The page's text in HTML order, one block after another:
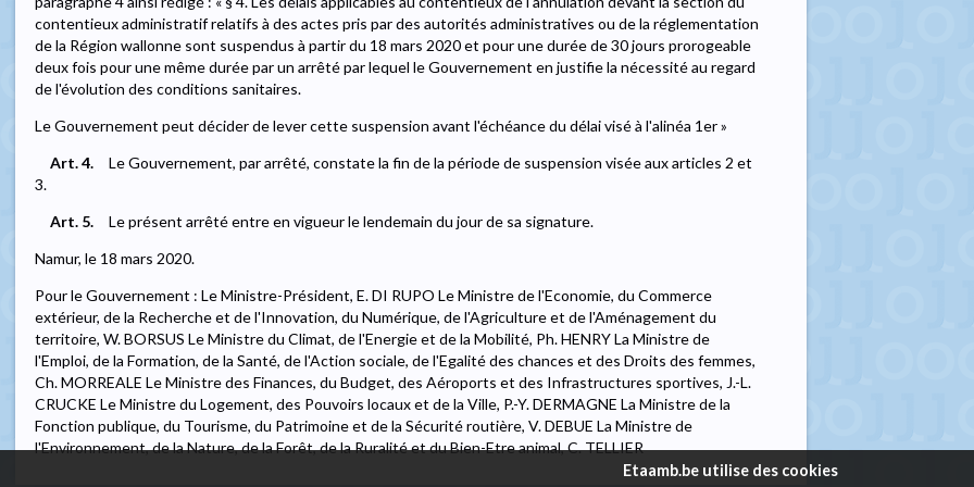
contentieux administratif relatifs à des actes pris par des autorités administratives ou de la réglementation
de la Région wallonne sont suspendus à partir du 18 mars 2020 et pour une durée de 30 jours prorogeable
deux fois pour une même durée par un arrêté par lequel le Gouvernement en justifie la nécessité au regard
de l'évolution des conditions sanitaires.
Le Gouvernement peut décider de lever cette suspension avant l'échéance du délai visé à l'alinéa 1er »
Art. 4.
Le Gouvernement, par arrêté, constate la fin de la période de suspension visée aux articles 2 et
3.
Art. 5.
Le présent arrêté entre en vigueur le lendemain du jour de sa signature.
Namur, le 18 mars 2020.
Pour le Gouvernement : Le Ministre-Président, E. DI RUPO Le Ministre de l'Economie, du Commerce
extérieur, de la Recherche et de l'Innovation, du Numérique, de l'Agriculture et de l'Aménagement du
territoire, W. BORSUS Le Ministre du Climat, de l'Energie et de la Mobilité, Ph. HENRY La Ministre de
l'Emploi, de la Formation, de la Santé, de l'Action sociale, de l'Egalité des chances et des Droits des femmes,
Ch. MORREALE Le Ministre des Finances, du Budget, des Aéroports et des Infrastructures sportives, J.-L.
CRUCKE Le Ministre du Logement, des Pouvoirs locaux et de la Ville, P.-Y. DERMAGNE La Ministre de la
Fonction publique, du Tourisme, du Patrimoine et de la Sécurité routière, V. DEBUE La Ministre de
l'Environnement, de la Nature, de la Forêt, de la Ruralité et du Bien-Etre animal, C. TELLIER
Etaamb.be utilise des cookies